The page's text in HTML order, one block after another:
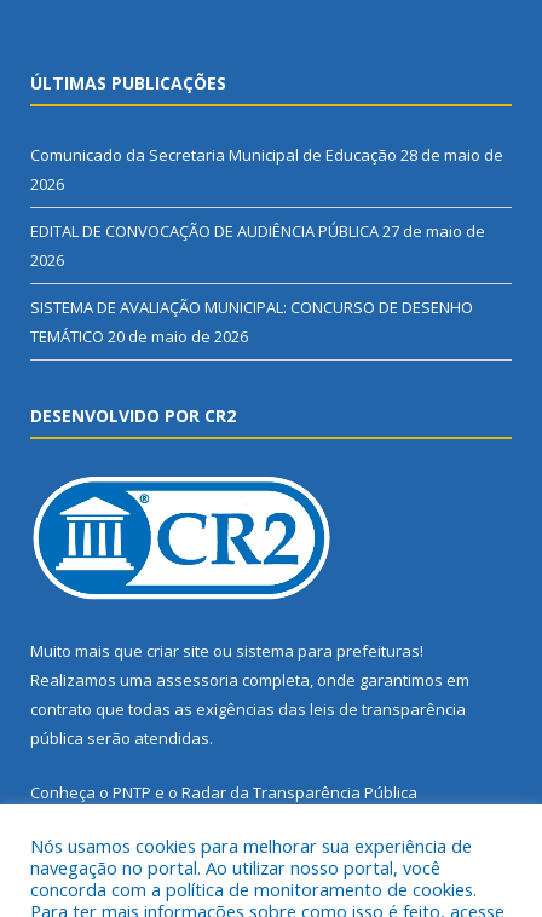
ÚLTIMAS PUBLICAÇÕES
Comunicado da Secretaria Municipal de Educação 28 de maio de
2026
EDITAL DE CONVOCAÇÃO DE AUDIÊNCIA PÚBLICA27 de maio de
2026
SISTEMA DE AVALIAÇÃO MUNICIPAL: CONCURSO DE DESENHO
TEMÁTICO 20 de maio de 2026
DESENVOLVIDO POR CR2
Muito mais que criar site ou sistema para prefeituras!
Realizamos uma assessoria completa, onde garantimos em
contrato que todas as exigências das leis de transparência
pública serão atendidas.
Conheça o PNTP e o Radar da Transparência Pública
Nós usamos cookies para melhorar sua experiência de
navegação no portal. Ao utilizar nosso portal, você
concorda com a política de monitoramento de cookies.
Para ter mais informações sobre como isso é feito, acesse